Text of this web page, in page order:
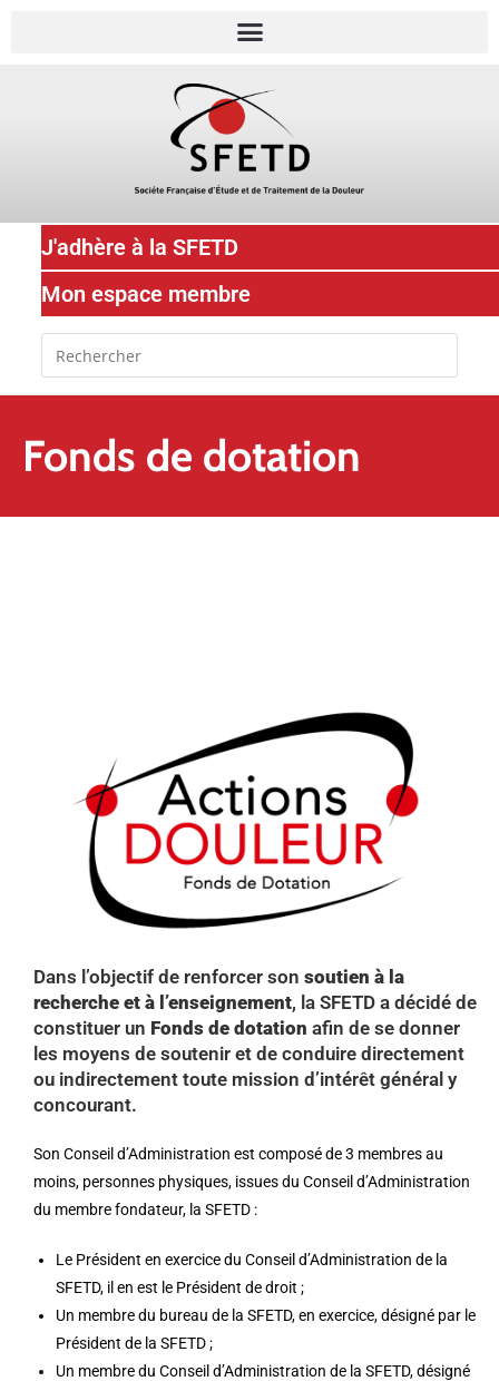
J'adhère à la SFETD
Mon espace membre
Fonds de dotation
Dans l’objectif de renforcer son soutien à la
recherche et à l’enseignement, la SFETD a décidé de
constituer un Fonds de dotation afin de se donner
les moyens de soutenir et de conduire directement
ou indirectement toute mission d’intérêt général y
concourant.
Son Conseil d’Administration est composé de 3 membres au
moins, personnes physiques, issues du Conseil d’Administration
du membre fondateur, la SFETD :
Le Président en exercice du Conseil d’Administration de la
SFETD, il en est le Président de droit ;
Un membre du bureau de la SFETD, en exercice, désigné par le
Président de la SFETD ;
Un membre du Conseil d’Administration de la SFETD, désigné